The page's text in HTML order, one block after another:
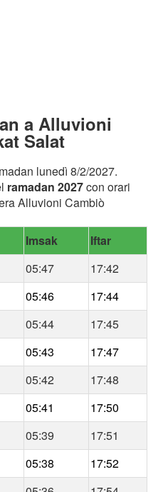
a Alluvioni
Salat
lunedì 8/2/2027.
ramadan 2027con orari
Alluvioni Cambiò
Imsak
Iftar
05:47
17:42
05:46
17:44
05:44
17:45
05:43
17:47
05:42
17:48
05:41
17:50
05:39
17:51
05:38
17:52